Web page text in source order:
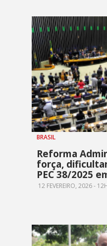
BRASIL
Reforma
força,
PEC 38/2025
12 FEVEREIRO, 2026 -